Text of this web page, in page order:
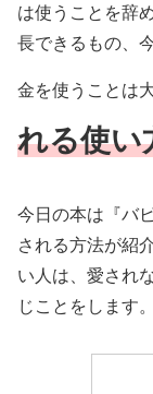
は使うことを辞
長できるもの、
金を使うことは
れる使い
今日の本は『バ
される方法が紹
い人は、愛され
じことをします。